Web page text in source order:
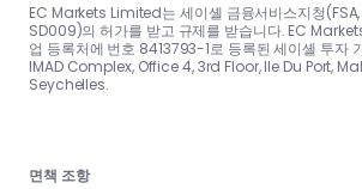
EC Markets Limited는 세이셸 금융서비스지청
SD009)의 허가를 받고 규제를 받습니다. EC
업 등록처에 번호 8413793-1로 등록된 세이셸 투자
IMAD Complex, Office 4, 3rd Floor, Ile Du Port,
Seychelles.
면책 조항